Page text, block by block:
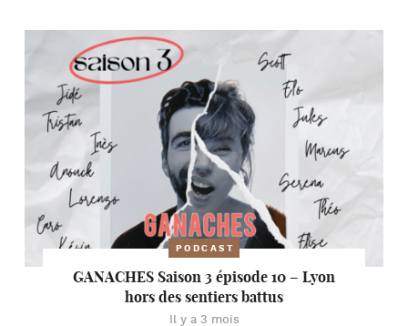
PODCAST
GANACHES Saison 3 épisode 10 – Lyon
hors des sentiers battus
Il y a 3 mois